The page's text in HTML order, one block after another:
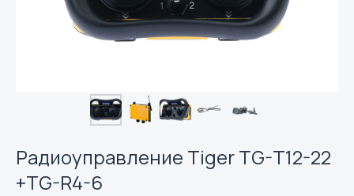
Радиоуправление Tiger TG-T12-22
+TG-R4-6